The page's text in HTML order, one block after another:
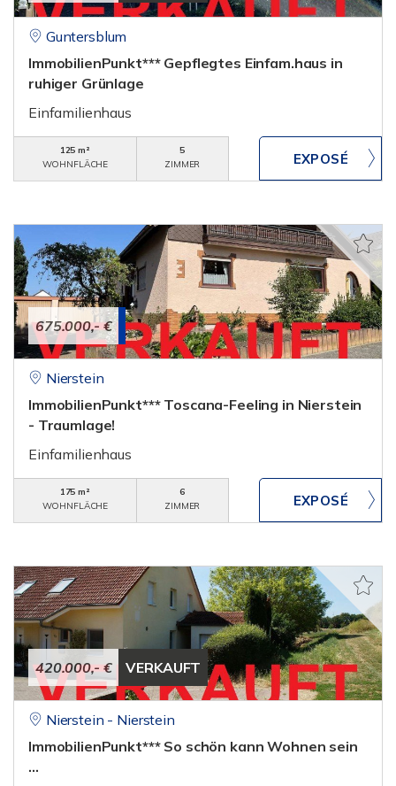
Guntersblum
ImmobilienPunkt*** Gepflegtes Einfam.haus in
ruhiger Grünlage
Einfamilienhaus
125 m²
WOHNFLÄCHE
5
ZIMMER
675.000,- €
Nierstein
ImmobilienPunkt*** Toscana-Feeling in Nierstein
- Traumlage!
Einfamilienhaus
175 m²
WOHNFLÄCHE
6
ZIMMER
420.000,- € VERKAUFT
Nierstein - Nierstein
ImmobilienPunkt*** So schön kann Wohnen sein
...